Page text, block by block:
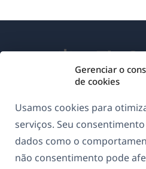
Gerenciar o
de cookies
Usamos cookies para
serviços. Seu
dados como o
não consentimento pode
GDPR & Política
Junte-se à